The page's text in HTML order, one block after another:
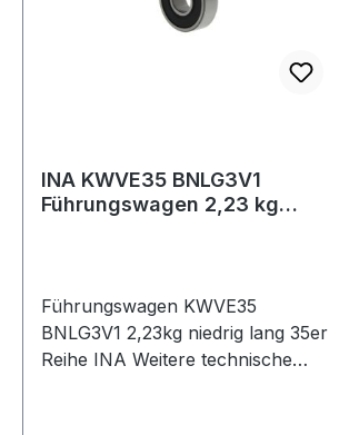
INA KWVE35 BNLG3V1
Führungswagen 2,23 kg
Führungswagen KWVE35
BNLG3V1 2,23kg niedrig lang 35er
Reihe INA Weitere technische